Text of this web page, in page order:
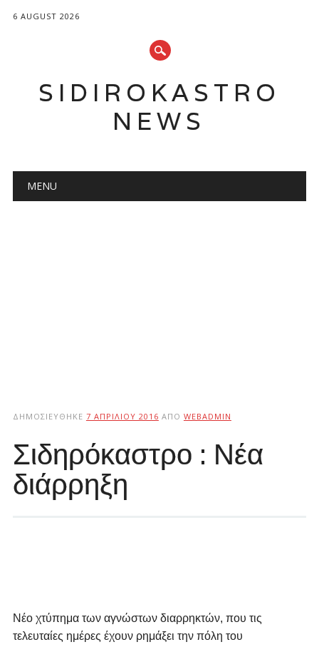
6 AUGUST 2026
SIDIROKASTRO
NEWS
Main menu
MENU
ΔΗΜΟΣΙΕΎΘΗΚΕ 7 ΑΠΡΙΛΊΟΥ 2016 ΑΠΌ WEBADMIN
Σιδηρόκαστρο : Νέα
διάρρηξη
Νέο χτύπημα των αγνώστων διαρρηκτών, που τις
τελευταίες ημέρες έχουν ρημάξει την πόλη του